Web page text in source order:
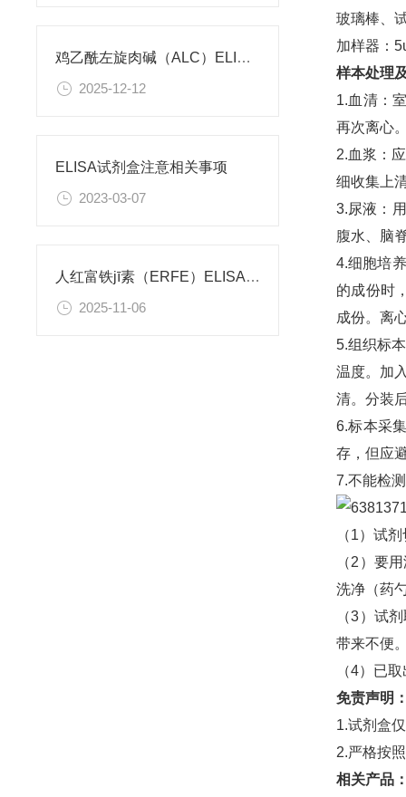
鸡乙酰左旋肉碱（ALC）ELISA试剂盒 使用说明书
2025-12-12
ELISA试剂盒注意相关事项
2023-03-07
人红富铁jī素（ERFE）ELISA试剂盒 使用说明书
2025-11-06
玻璃棒、
加样器：
样本处理
1.血清：
再次离心
2.血浆：
细收集上
3.尿液：
腹水、脑
4.细胞培
的成份时
成份。离
5.组织标
温度。加
清。分装
6.标本采
存，但应
7.不能检
（1）试
（2）要
洗净（药
（3）试
带来不便
（4）已
免责声明
1.试剂盒
2.严格按
相关产品